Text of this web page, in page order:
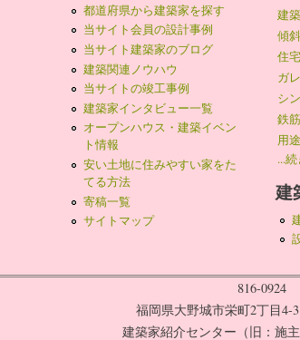
都道府県から建築家を探す
当サイト会員の設計事例
当サイト建築家のブログ
建築関連ノウハウ
当サイトの竣工事例
建築家インタビュー一覧
オープンハウス・建築イベン
ト情報
安い土地に住みやすい家をた
てる方法
寄稿一覧
サイトマップ
建
傾
住宅
ガ
シ
鉄
用
...
建
816-0924
福岡県大野城市栄町2丁目
建築家紹介センター（旧：施主